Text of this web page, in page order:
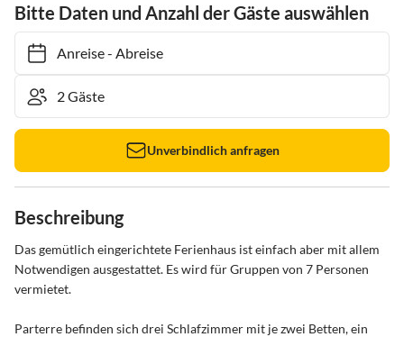
Bitte Daten und Anzahl der Gäste auswählen
Anreise- Abreise
Unverbindlich anfragen
Beschreibung
Das gemütlich eingerichtete Ferienhaus ist einfach aber mit allem
Notwendigen ausgestattet. Es wird für Gruppen von 7 Personen
vermietet.
Parterre befinden sich drei Schlafzimmer mit je zwei Betten, ein